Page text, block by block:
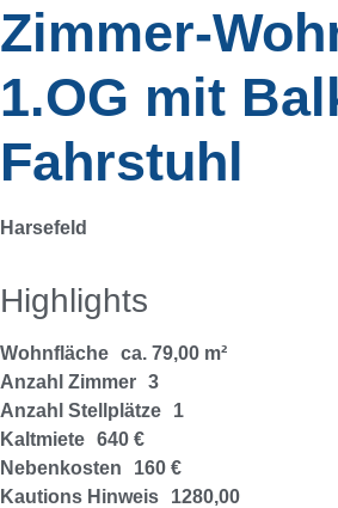
Zimmer-
1.OG mit
Fahrstuhl
Harsefeld
Highlights
Wohnfläche ca. 79,00 m²
Anzahl Zimmer 3
Anzahl Stellplätze
1
Kaltmiete 640 €
Nebenkosten
160 €
Kautions Hinweis
1280,00